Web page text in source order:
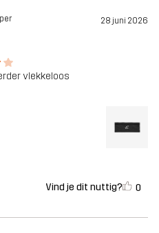
28 juni 2026
vlekkeloos
Vind je dit nuttig? 0